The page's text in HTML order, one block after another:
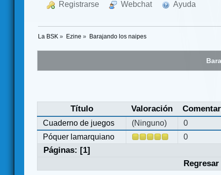
Registrarse Webchat Ayuda
La BSK » Ezine » Barajando los naipes
Título Valoración
Cuaderno de juegos (Ninguno)
0
Póquer lamarquiano
0
Páginas: [1]